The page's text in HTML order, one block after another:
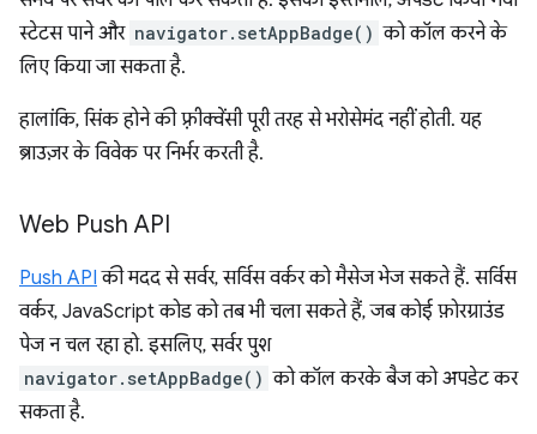
स्टेटस पाने और navigator.setAppBadge() को कॉल करने के
लिए किया जा सकता है.
हालांकि, सिंक होने की फ़्रीक्वेंसी पूरी तरह से भरोसेमंद नहीं होती. यह
ब्राउज़र के विवेक पर निर्भर करती है.
Web Push API
Push API की मदद से सर्वर, सर्विस वर्कर को मैसेज भेज सकते हैं. सर्विस
वर्कर, JavaScript कोड को तब भी चला सकते हैं, जब कोई फ़ोरग्राउंड
पेज न चल रहा हो. इसलिए, सर्वर पुश
navigator.setAppBadge() को कॉल करके बैज को अपडेट कर
सकता है.